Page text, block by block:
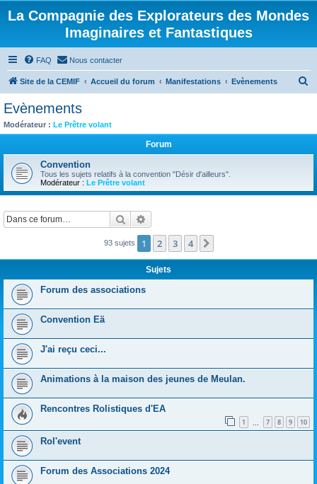
La Compagnie des Explorateurs des Mondes
Imaginaires et Fantastiques
FAQ Nous contacter
Site de la CEMIF Accueil du forum Manifestations Evènements
Evènements
Modérateur : Le Prêtre volant
Forum
Convention
Tous les sujets relatifs à la convention "Désir d'ailleurs".
Modérateur : Le Prêtre volant
Rechercher
93 sujets 1 2 3 4
Sujets
Forum des associations
Convention Eä
J'ai reçu ceci...
Animations à la maison des jeunes de Meulan.
Rencontres Rolistiques d'EA
1 7 8 9 10
Rol'event
Forum des Associations 2024